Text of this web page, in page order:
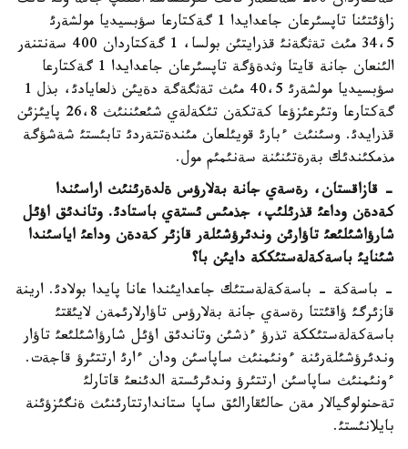
زاؤئتئنا تاپسئرعان جاعدايدا 1 گةكتارعا سؤبسيديا مولشةرئ
34،5 مئث تةثگةنئ قذرايتئن بولسا، 1 گةكتاردان 400 سةنتنةر
الئنعان جانة قايتا وثدةؤگة تاپسئرعان جاعدايدا 1 گةكتارعا
سؤبسيديا مولشةرئ 40،5 مئث تةثگةگة دةيئن ذلعايادئ، بذل 1
گةكتارعا وتئرعئزؤعا كةتكةن تئكةلةي شئعئننئث 26،8 پايئزئن
قذرايدئ. وسئنئث ءبارئ قويئلعان مئندةتتةردئ تابئستئ شةشؤگة
مذمكئندئك بةرةتئنئنة سةنئمئم مول.
- قازاقستان، رةسةي جانة بةلارؤس ةلدةرئنئث اراسئندا
كةدةن وداعئ قذرئلئپ، جذمئس ئستةي باستادئ. وتاندئق اؤئل
شارؤاشئلئعئ تاؤارئن وندئرؤشئلةر قازئر كةدةن وداعئ اياسئندا
شئنايئ باسةكةلةستئككة دايئن با؟
- باسةكة - باسةكةلةستئك جاعدايئندا عانا پايدا بولادئ. ارينة
قازئرگئ ؤاقئتتا رةسةي جانة بةلارؤس تاؤارلارئمةن لايئقتئ
باسةكةلةستئككة تذرؤ ءذشئن وتاندئق اؤئل شارؤاشئلئعئ تاؤار
وندئرؤشئلةرئنة ءونئمنئث ساپاسئن ودان ءارئ ارتتئرؤ قاجةت.
ءونئمنئث ساپاسئن ارتتئرؤ وندئرئستة الدئنعئ قاتارلئ
تةحنولوگيالار مةن حالئقارالئق ساپا ستاندارتتارئنئث ةنگئزؤئنة
بايلانئستئ.